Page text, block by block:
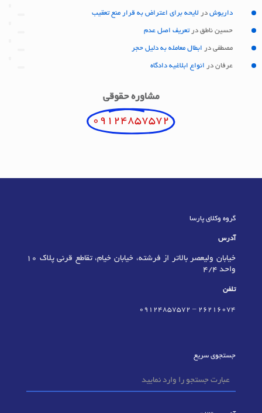
داریوش در لایحه برای اعتراض به قرار منع تعقیب
حسین ناطق درتعریف اصل عدم
مصطفی در ابطال معامله به دلیل حجر
عرفان در انواع ابلاغیه دادگاه
مشاوره حقوقی
09124857572
گروه وکلای پارسا
آدرس
خیابان ولیعصر بالاتر از فرشته، خیابان خیام، تقاطع قرنی پلاک 10
واحد 4/4
تلفن
٢٦٢١٦٠٧٤ –
09124857572
جستجوی سریع